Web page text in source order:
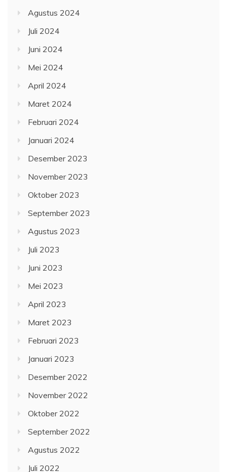
Agustus 2024
Juli 2024
Juni 2024
Mei 2024
April 2024
Maret 2024
Februari 2024
Januari 2024
Desember 2023
November 2023
Oktober 2023
September 2023
Agustus 2023
Juli 2023
Juni 2023
Mei 2023
April 2023
Maret 2023
Februari 2023
Januari 2023
Desember 2022
November 2022
Oktober 2022
September 2022
Agustus 2022
Juli 2022